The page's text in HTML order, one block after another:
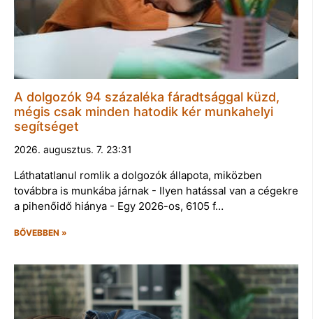
A dolgozók 94 százaléka fáradtsággal küzd,
mégis csak minden hatodik kér munkahelyi
segítséget
2026. augusztus. 7. 23:31
Láthatatlanul romlik a dolgozók állapota, miközben
továbbra is munkába járnak - Ilyen hatással van a cégekre
a pihenőidő hiánya - Egy 2026-os, 6105 f…
BŐVEBBEN »